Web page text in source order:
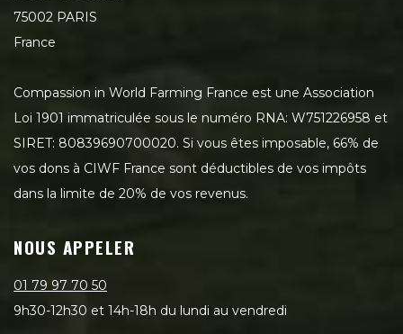
75002 PARIS
France
Compassion in World Farming France est une Association
Loi 1901 immatriculée sous le numéro RNA: W751226958 et
SIRET: 80839690700020. Si vous êtes imposable, 66% de
vos dons à CIWF France sont déductibles de vos impôts
dans la limite de 20% de vos revenus.
NOUS APPELER
01 79 97 70 50
9h30-12h30 et 14h-18h du lundi au vendredi